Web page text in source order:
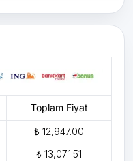
Toplam Fiyat
₺ 12,947.00
₺ 13,071.51